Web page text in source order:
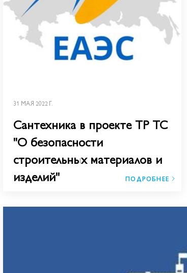
31 МАЯ 2022 Г.
Сантехника в проекте ТР ТС
"О безопасности
строительных материалов и
изделий"
ПОДРОБНЕЕ